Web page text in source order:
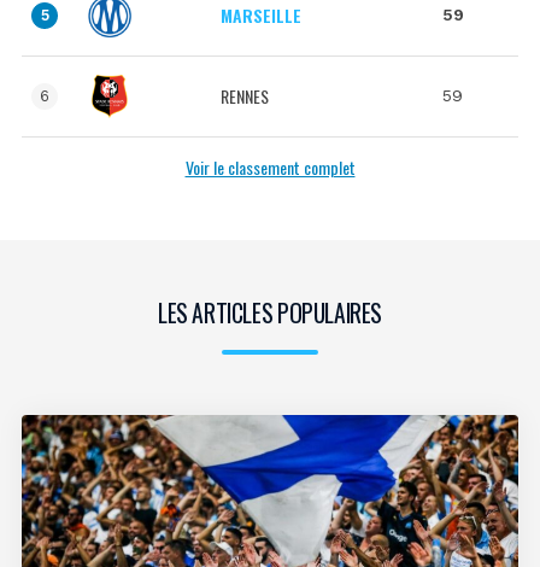
5 MARSEILLE 59
6 RENNES 59
Voir le classement complet
LES ARTICLES POPULAIRES